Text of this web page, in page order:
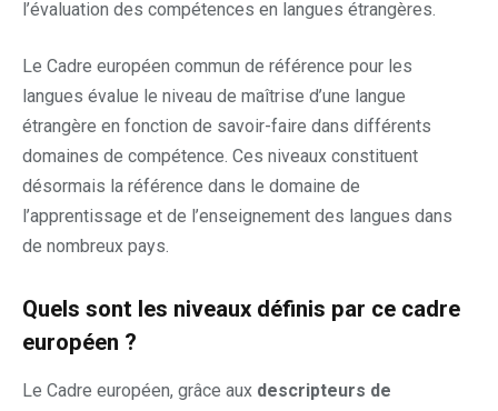
l’évaluation des compétences en langues étrangères.
Le Cadre européen commun de référence pour les
langues évalue le niveau de maîtrise d’une langue
étrangère en fonction de savoir-faire dans différents
domaines de compétence. Ces niveaux constituent
désormais la référence dans le domaine de
l’apprentissage et de l’enseignement des langues dans
de nombreux pays.
Quels sont les niveaux définis par ce cadre
européen ?
Le Cadre européen, grâce aux descripteurs de